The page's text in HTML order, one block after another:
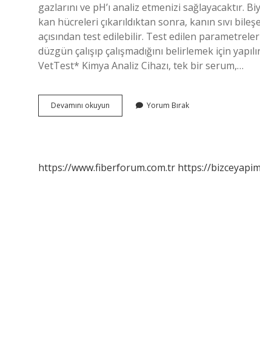
gazlarını ve pH’ı analiz etmenizi sağlayacaktır.
kan hücreleri çıkarıldıktan sonra, kanın sıvı
açısından test edilebilir. Test edilen
düzgün çalışıp çalışmadığını belirlemek için
VetTest* Kimya Analiz Cihazı, tek bir serum,…
Devamını okuyun Otoanalizör
Cihazı
Yorum Bırak
https://www.fiberforum.com.tr https://